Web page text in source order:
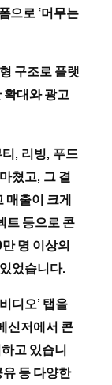
으로 ‘머무는
구조로 플랫
확대와 광고
, 리빙, 푸드
쳤고, 그 결
매출이 크게
트 등으로 콘
명 이상의
었습니다.
디오’ 탭을
신저에서 콘
고 있습니
등 다양한